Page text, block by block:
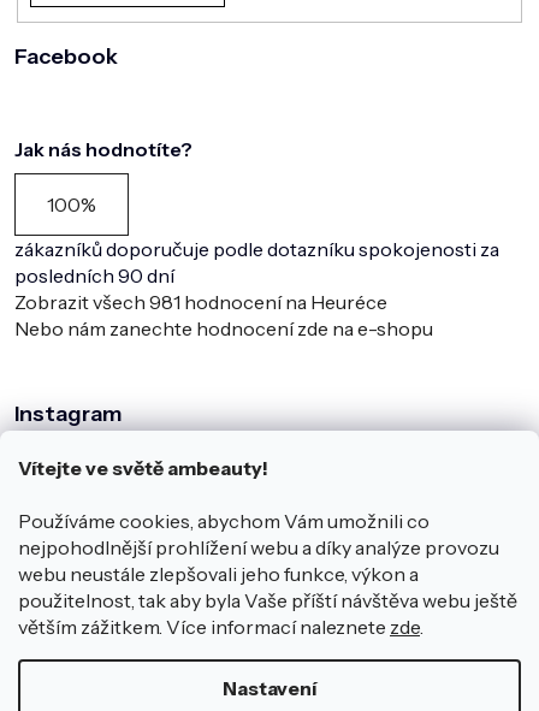
Vítejte ve světě ambeauty!
Používáme cookies, abychom Vám umožnili co
nejpohodlnější prohlížení webu a díky analýze provozu
webu neustále zlepšovali jeho funkce, výkon a
použitelnost, tak aby byla Vaše příští návštěva webu ještě
větším zážitkem. Více informací naleznete zde.
Nastavení
Facebook
Jak nás hodnotíte?
100%
zákazníků doporučuje podle dotazníku spokojenosti za
posledních 90 dní
Zobrazit všech 981 hodnocení na Heuréce
Nebo nám zanechte hodnocení zde na e-shopu
Instagram
Sledovat na Instagramu